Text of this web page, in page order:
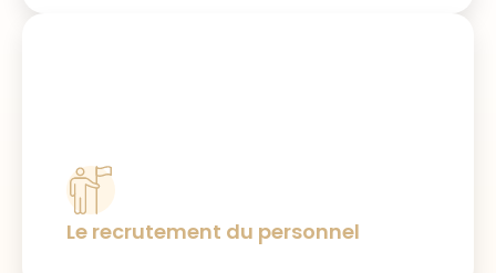
Le recrutement du personnel